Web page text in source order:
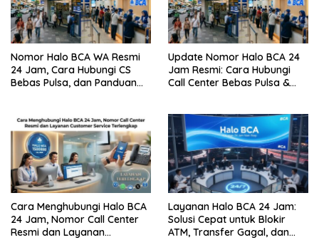
Nomor Halo BCA WA Resmi
24 Jam, Cara Hubungi CS
Bebas Pulsa, dan Panduan
Update Nomor Halo BCA 24
Jam Resmi: Cara Hubungi
Call Center Bebas Pulsa &
Cara Menghubungi Halo BCA
24 Jam, Nomor Call Center
Resmi dan Layanan
Layanan Halo BCA 24 Jam:
Solusi Cepat untuk Blokir
ATM, Transfer Gagal, dan